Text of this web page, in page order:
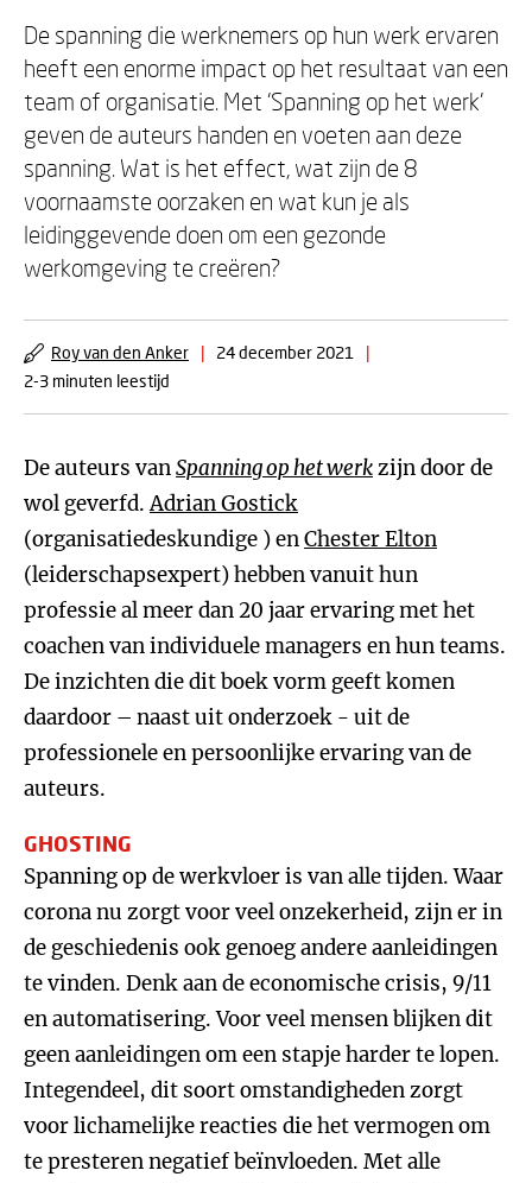
De spanning die werknemers op hun werk ervaren
heeft een enorme impact op het resultaat van een
team of organisatie. Met ‘Spanning op het werk’
geven de auteurs handen en voeten aan deze
spanning. Wat is het effect, wat zijn de 8
voornaamste oorzaken en wat kun je als
leidinggevende doen om een gezonde
werkomgeving te creëren?
Roy van den Anker | 24 december 2021
|
2-3 minuten leestijd
De auteurs vanSpanning op het werkzijn door de
wol geverfd.Adrian Gostick
(organisatiedeskundige ) enChester Elton
(leiderschapsexpert) hebben vanuit hun
professie al meer dan 20 jaar ervaring met het
coachen van individuele managers en hun teams.
De inzichten die dit boek vorm geeft komen
daardoor – naast uit onderzoek - uit de
professionele en persoonlijke ervaring van de
auteurs.
GHOSTING
Spanning op de werkvloer is van alle tijden. Waar
corona nu zorgt voor veel onzekerheid, zijn er in
de geschiedenis ook genoeg andere aanleidingen
te vinden. Denk aan de economische crisis, 9/11
en automatisering. Voor veel mensen blijken dit
geen aanleidingen om een stapje harder te lopen.
Integendeel, dit soort omstandigheden zorgt
voor lichamelijke reacties die het vermogen om
te presteren negatief beïnvloeden. Met alle